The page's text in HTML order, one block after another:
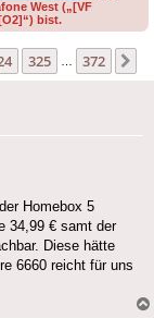
West („[VF
bist.
325 372
Homebox 5
34,99 € samt der
Diese hätte
6660 reicht für uns